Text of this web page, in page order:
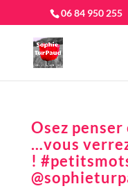
06 84 950 255
Osez
…vous
!